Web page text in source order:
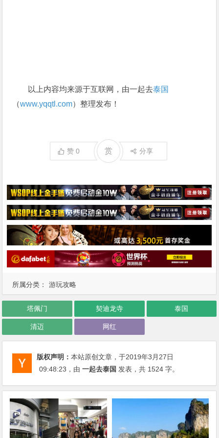
所属分类： 游玩攻略
以上内容均来源于互联网，由一起去泰国
（www.yqqtl.com）整理发布！
赞0 赏 分享
塔佩门 契迪龙寺 泰国
清迈 网红
版权声明：本站原创文章，于2019年3月27日
09:48:23 ，由一起去泰国 发表，共 1524 字。